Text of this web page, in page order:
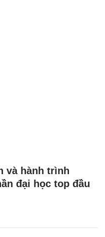
và hành trình
đại học top đầu